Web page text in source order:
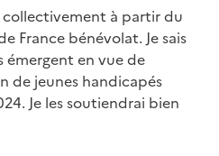
collectivement à partir du
France bénévolat. Je sais
émergent en vue de
de jeunes handicapés
Je les soutiendrai bien